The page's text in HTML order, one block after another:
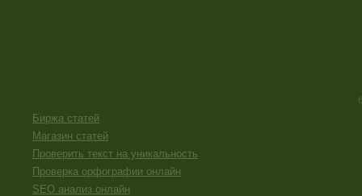
Биржа статей
Магазин статей
Проверить текст на уникальность
Проверка орфографии онлайн
SEO анализ онлайн